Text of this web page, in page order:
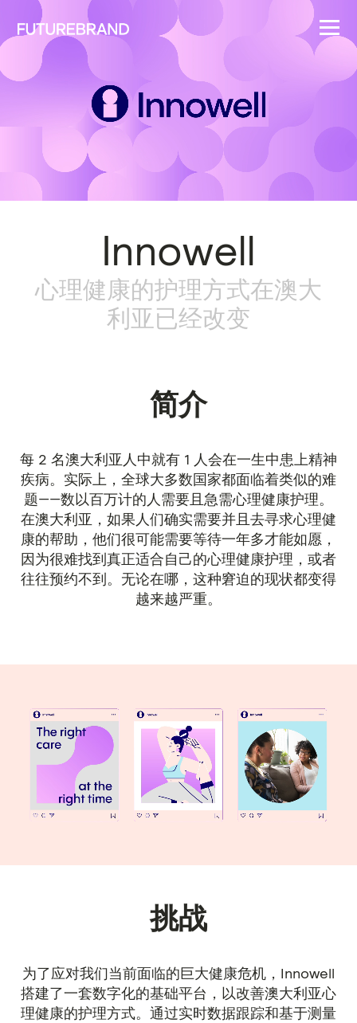
Innowell
心理健康的护理方式在澳大
利亚已经改变
简介
每 2 名澳大利亚人中就有 1 人会在一生中患上精神
疾病。实际上，全球大多数国家都面临着类似的难
题——数以百万计的人需要且急需心理健康护理。
在澳大利亚，如果人们确实需要并且去寻求心理健
康的帮助，他们很可能需要等待一年多才能如愿，
因为很难找到真正适合自己的心理健康护理，或者
往往预约不到。无论在哪，这种窘迫的现状都变得
越来越严重。
挑战
为了应对我们当前面临的巨大健康危机，Innowell
搭建了一套数字化的基础平台，以改善澳大利亚心
理健康的护理方式。通过实时数据跟踪和基于测量